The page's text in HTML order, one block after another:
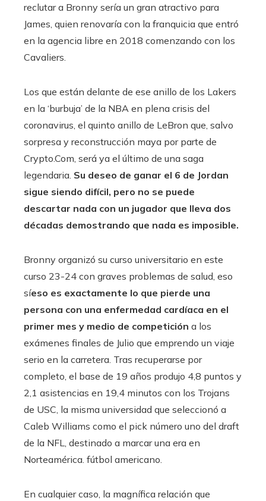
reclutar a Bronny sería un gran atractivo para
James, quien renovaría con la franquicia que entró
en la agencia libre en 2018 comenzando con los
Cavaliers.
Los que están delante de ese anillo de los Lakers
en la ‘burbuja’ de la NBA en plena crisis del
coronavirus, el quinto anillo de LeBron que, salvo
sorpresa y reconstrucción maya por parte de
Crypto.Com, será ya el último de una saga
legendaria. Su deseo de ganar el 6 de Jordan
sigue siendo difícil, pero no se puede
descartar nada con un jugador que lleva dos
décadas demostrando que nada es imposible.
Bronny organizó su curso universitario en este
curso 23-24 con graves problemas de salud, eso
síeso es exactamente lo que pierde una
persona con una enfermedad cardíaca en el
primer mes y medio de competición a los
exámenes finales de Julio que emprendo un viaje
serio en la carretera. Tras recuperarse por
completo, el base de 19 años produjo 4,8 puntos y
2,1 asistencias en 19,4 minutos con los Trojans
de USC, la misma universidad que seleccionó a
Caleb Williams como el pick número uno del draft
de la NFL, destinado a marcar una era en
Norteamérica. fútbol americano.
En cualquier caso, la magnífica relación que